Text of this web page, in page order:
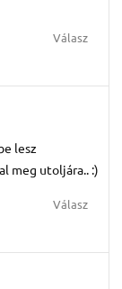
Válasz
lesz
meg utoljára.. :)
Válasz